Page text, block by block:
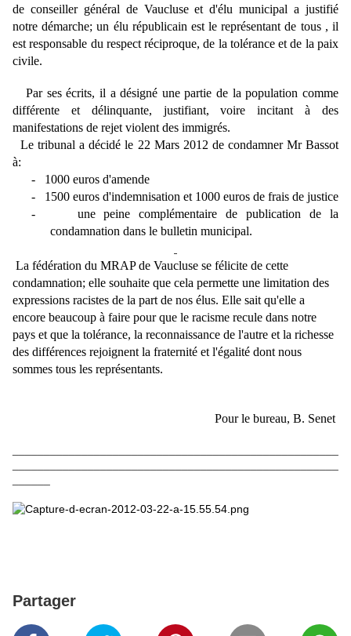
de conseiller général de Vaucluse et d'élu municipal a justifié
notre démarche; un élu républicain est le représentant de tous , il
est responsable du respect réciproque, de la tolérance et de la paix
civile.
Par ses écrits, il a désigné une partie de la population comme
différente et délinquante, justifiant, voire incitant à des
manifestations de rejet violent des immigrés.
Le tribunal a décidé le 22 Mars 2012 de condamner Mr Bassot
à:
-
1000 euros d'amende
-
1500 euros d'indemnisation et 1000 euros de frais de justice
-
une peine complémentaire de publication de la
condamnation dans le bulletin municipal.
La fédération du MRAP de Vaucluse se félicite de cette
condamnation; elle souhaite que cela permette une limitation des
expressions racistes de la part de nos élus. Elle sait qu'elle a
encore beaucoup à faire pour que le racisme recule dans notre
pays et que la tolérance, la reconnaissance de l'autre et la richesse
des différences rejoignent la fraternité et l'égalité dont nous
sommes tous les représentants.
Pour le bureau, B. Senet
Partager